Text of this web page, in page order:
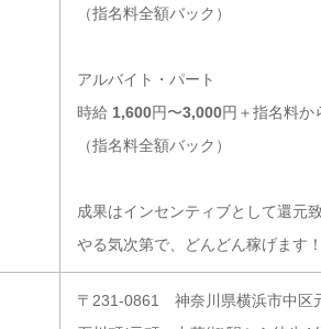
（指名料全額バック）
アルバイト・パート
時給 1,600円〜3,000円＋指名料
（指名料全額バック）
成果はインセンティブとして還元
やる気次第で、どんどん稼げます
〒231-0861 神奈川県横浜市中